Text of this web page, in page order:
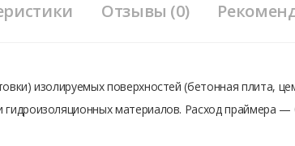
Отзывы (0)
изолируемых поверхностей (бетонная плита,
материалов. Расход праймера —